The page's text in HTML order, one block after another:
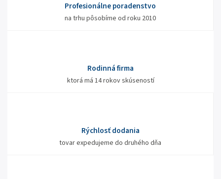
Profesionálne poradenstvo
na trhu pôsobíme od roku 2010
Rodinná firma
ktorá má 14 rokov skúseností
Rýchlosť dodania
tovar expedujeme do druhého dňa